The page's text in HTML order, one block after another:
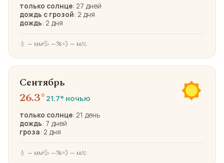
только солнце: 27 дней
дождь с грозой: 2 дня
дождь: 2 дня
💧 — мм💦 —%💨 — м/с
Сентябрь
26.3°21.7° ночью
только солнце: 21 день
дождь: 7 дней
гроза: 2 дня
💧 — мм💦 —%💨 — м/с